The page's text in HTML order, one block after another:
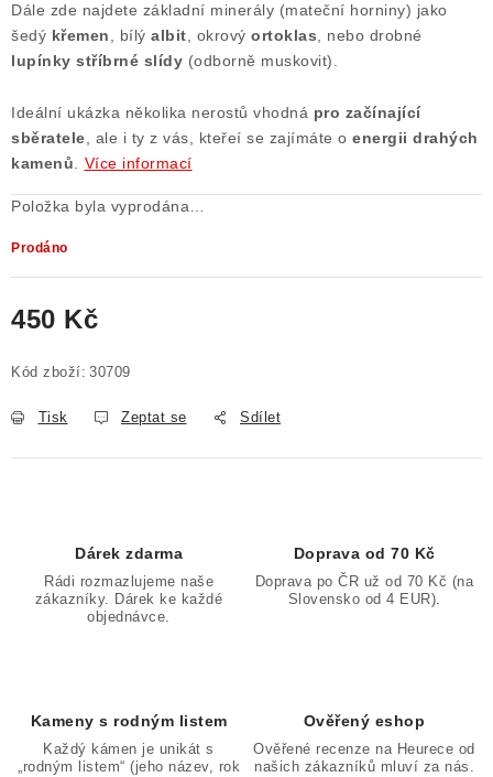
Dále zde najdete základní minerály (mateční horniny) jako
šedý křemen , bílý albit , okrový ortoklas , nebo drobné
lupínky stříbrné slídy (odborně muskovit).
Ideální ukázka několika nerostů vhodná pro začínající
sběratele , ale i ty z vás, kteřeí se zajímáte o energii drahých
kamenů
Více informací
Položka byla vyprodána…
Prodáno
450 Kč
Kód zboží: 30709
Tisk Zeptat se Sdílet
Dárek zdarma
Rádi rozmazlujeme naše
zákazníky. Dárek ke každé
objednávce.
Doprava od 70 Kč
Doprava po ČR už od 70 Kč (na
Slovensko od 4 EUR).
Kameny s rodným listem
Každý kámen je unikát s
„rodným listem“ (jeho název, rok
Ověřený eshop
Ověřené recenze na Heurece od
našich zákazníků mluví za nás.